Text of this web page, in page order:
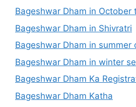
Bageshwar Dham in October
Bageshwar Dham in Shivratri
Bageshwar Dham in summer
Bageshwar Dham in winter
Bageshwar Dham Ka
Bageshwar Dham Katha